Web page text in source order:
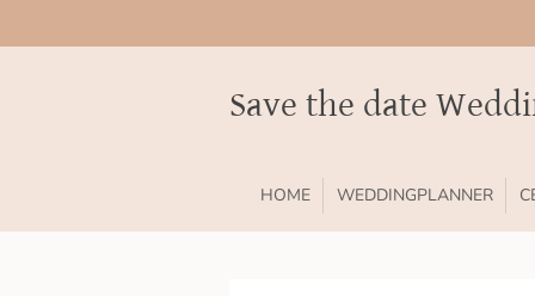
direct
Save the date
HOME WEDDINGPLANNER